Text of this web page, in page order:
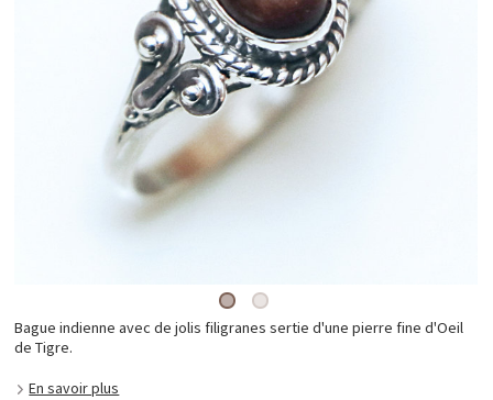
Bague indienne avec de jolis filigranes sertie d'une pierre fine d'Oeil
de Tigre.
En savoir plus